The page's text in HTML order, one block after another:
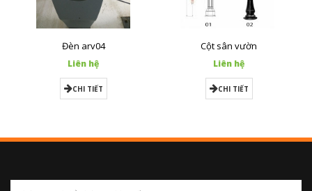
Đèn arv04
Liên hệ
CHI TIẾT
Cột sân vườn
Liên hệ
CHI TIẾT